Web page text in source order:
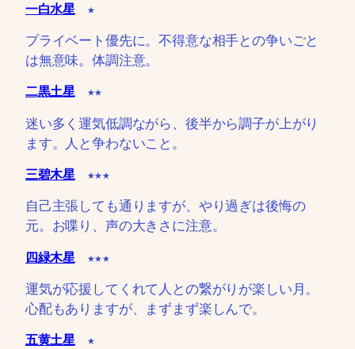
一白水星★
プライベート優先に。不得意な相手との争いごと
は無意味。体調注意。
二黒土星★★
迷い多く運気低調ながら、後半から調子が上がり
ます。人と争わないこと。
三碧木星★★★
自己主張しても通りますが、やり過ぎは後悔の
元。お喋り、声の大きさに注意。
四緑木星 ★★★
運気が応援してくれて人との繋がりが楽しい月。
心配もありますが、まずまず楽しんで。
五黄土星★